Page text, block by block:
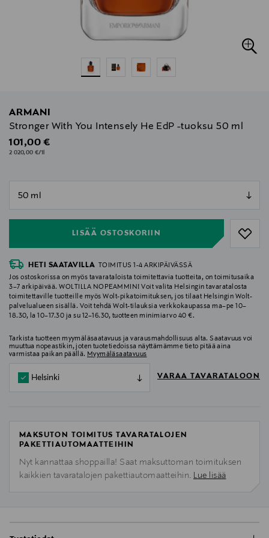
ARMANI
Stronger With You Intensely He EdP -tuoksu 50 ml
Original Price
101,00 €
2 020,00 €/1l
LISÄÄ OSTOSKORIIN
null
HETI SAATAVILLA
TOIMITUS 1-4 ARKIPÄIVÄSSÄ
Jos ostoskorissa on myös tavarataloista toimitettavia tuotteita, on toimitusaika
3–7 arkipäivää. WOLTILLA NOPEAMMIN! Voit valita Helsingin tavaratalosta
toimitettaville tuotteille myös Wolt-pikatoimituksen, jos tilaat Helsingin Wolt-
palvelualueen sisällä. Voit tehdä Wolt-tilauksia verkkokaupassa ma–pe 10–
18.30, la 10–17.30 ja su 12–16.30, tuotteen minimiarvo 40 €.
Tarkista tuotteen myymäläsaatavuus ja varausmahdollisuus alta. Saatavuus voi
muuttua nopeastikin, joten tuotetiedoissa näyttämämme tieto pitää aina
varmistaa paikan päällä. Myymäläsaatavuus
Helsinki VARAA TAVARATALOON
MAKSUTON TOIMITUS TAVARATALOJEN
PAKETTIAUTOMAATTEIHIN
Nyt kannattaa shoppailla! Saat maksuttoman toimituksen
kaikkien tavaratalojen pakettiautomaatteihin. Lue lisää